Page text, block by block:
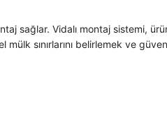
sağlar. Vidalı montaj sistemi,
sınırlarını belirlemek ve